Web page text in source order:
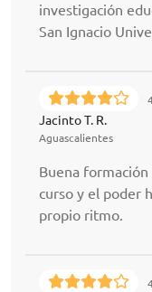
investigación
San Ignacio
Jacinto T. R.
Aguascalientes
Buena
curso y el poder
propio ritmo.